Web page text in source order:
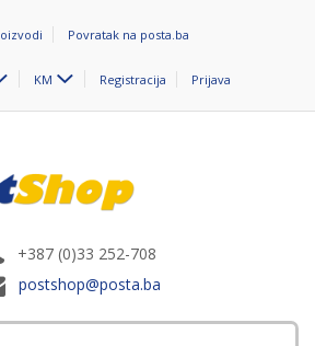
Povratak na posta.ba
KM Registracija Prijava
+387 (0)33 252-708
postshop@posta.ba